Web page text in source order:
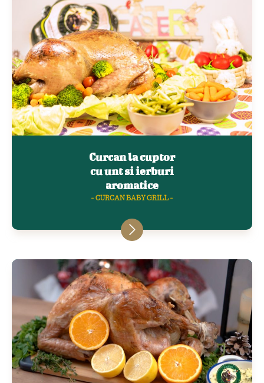
Curcan la cuptor
cu unt si ierburi
aromatice
- CURCAN BABY GRILL -